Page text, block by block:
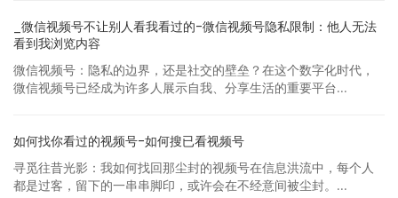
_微信视频号不让别人看我看过的-微信视频号隐私限制：他人无法
看到我浏览内容
微信视频号：隐私的边界，还是社交的壁垒？在这个数字化时代，
微信视频号已经成为许多人展示自我、分享生活的重要平台...
如何找你看过的视频号-如何搜已看视频号
寻觅往昔光影：我如何找回那尘封的视频号在信息洪流中，每个人
都是过客，留下的一串串脚印，或许会在不经意间被尘封。...